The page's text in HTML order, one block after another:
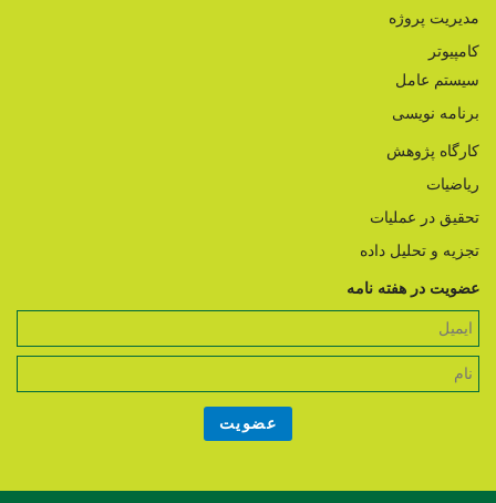
مدیریت پروژه
کامپیوتر
سیستم عامل
برنامه نویسی
کارگاه پژوهش
ریاضیات
تحقیق در عملیات
تجزیه و تحلیل داده
عضویت در هفته نامه